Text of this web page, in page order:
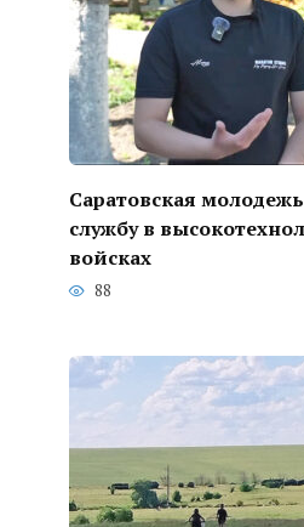
Саратовская
службу в
войсках
88